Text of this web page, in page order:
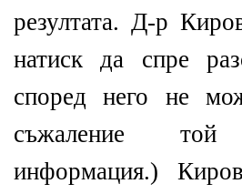
резултата. Д-р
натиск да спре
според него не
съжаление
информация.)